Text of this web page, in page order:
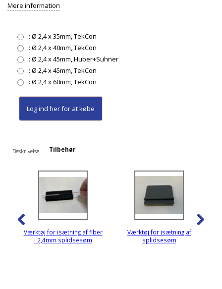
Mere information
:: Ø 2,4 x 35mm, TekCon
:: Ø 2,4 x 40mm, TekCon
:: Ø 2,4 x 45mm, Huber+Suhner
:: Ø 2,4 x 45mm, TekCon
:: Ø 2,4 x 60mm, TekCon
Log ind herfor at købe
Beskrivelse Tilbehør
Værktøj for isætning af fiber
i 2,4mm splidsesøm
Værktøj for isætning af
splidsesøm